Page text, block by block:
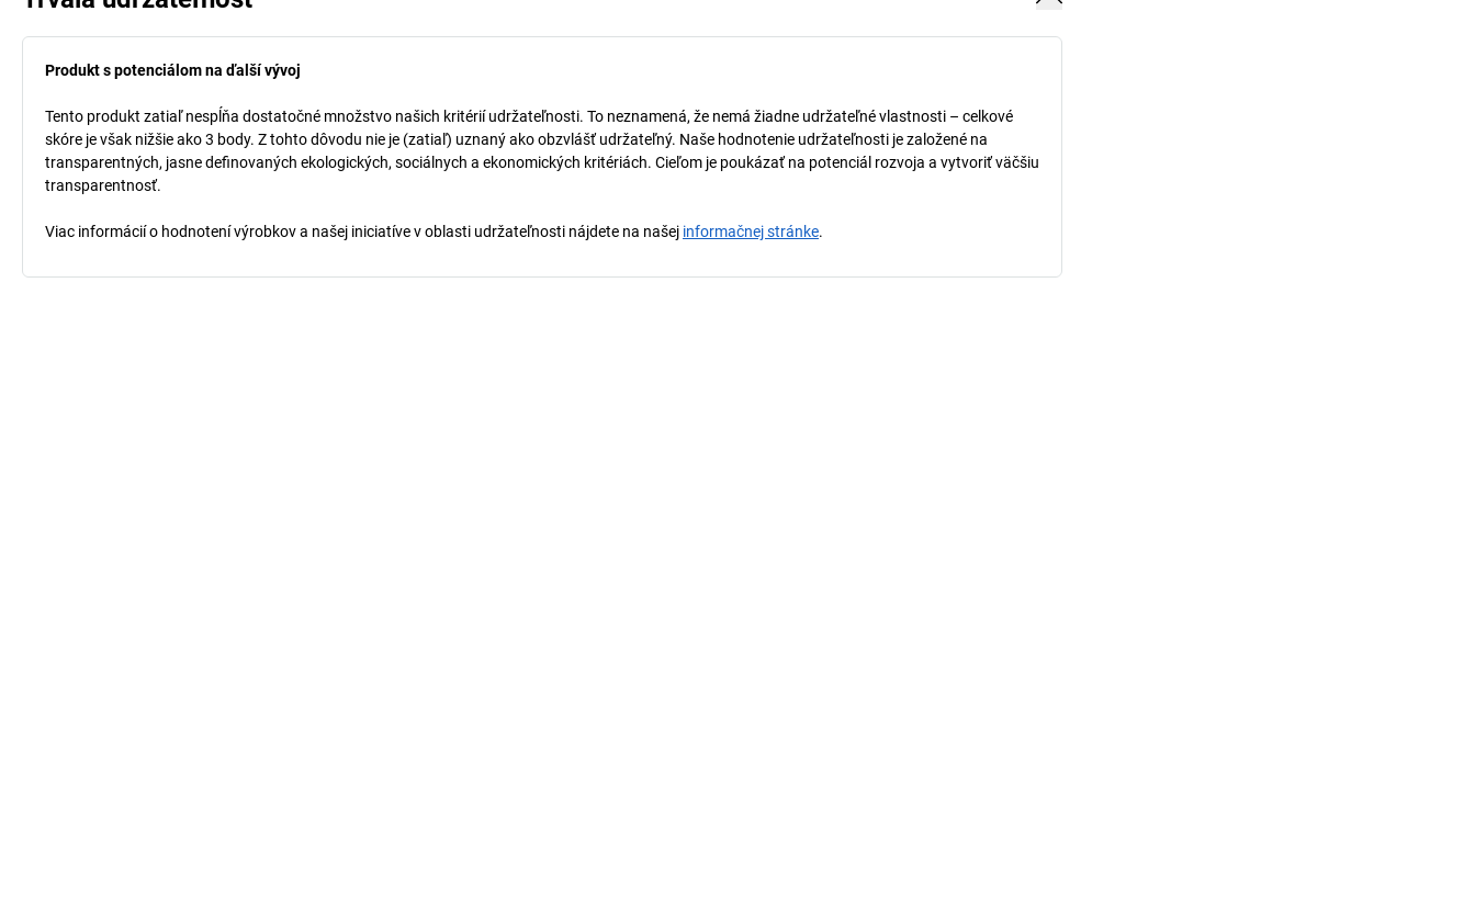
Produkt s potenciálom na ďalší vývoj
Tento produkt zatiaľ nespĺňa dostatočné množstvo našich kritérií udržateľnosti. To neznamená, že nemá žiadne udržateľné vlastnosti – celkové
skóre je však nižšie ako 3 body. Z tohto dôvodu nie je (zatiaľ) uznaný ako obzvlášť udržateľný. Naše hodnotenie udržateľnosti je založené na
transparentných, jasne definovaných ekologických, sociálnych a ekonomických kritériách. Cieľom je poukázať na potenciál rozvoja a vytvoriť väčšiu
transparentnosť.
Viac informácií o hodnotení výrobkov a našej iniciatíve v oblasti udržateľnosti nájdete na našej informačnej stránke.